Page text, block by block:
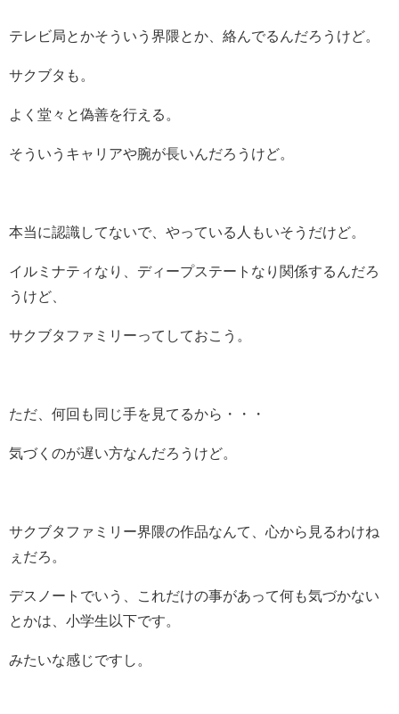
テレビ局とかそういう界隈とか、絡んでるんだろうけど。
サクブタも。
よく堂々と偽善を行える。
そういうキャリアや腕が長いんだろうけど。
本当に認識してないで、やっている人もいそうだけど。
イルミナティなり、ディープステートなり関係するんだろ
うけど、
サクブタファミリーってしておこう。
ただ、何回も同じ手を見てるから・・・
気づくのが遅い方なんだろうけど。
サクブタファミリー界隈の作品なんて、心から見るわけね
ぇだろ。
デスノートでいう、これだけの事があって何も気づかない
とかは、小学生以下です。
みたいな感じですし。